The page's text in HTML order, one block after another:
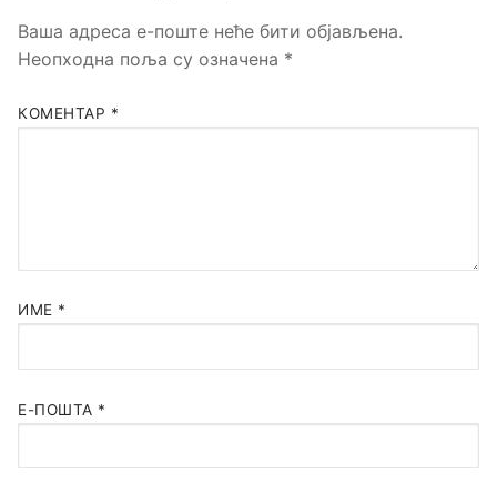
Ваша адреса е-поште неће бити објављена.
Неопходна поља су означена *
КОМЕНТАР *
ИМЕ *
Е-ПОШТА *